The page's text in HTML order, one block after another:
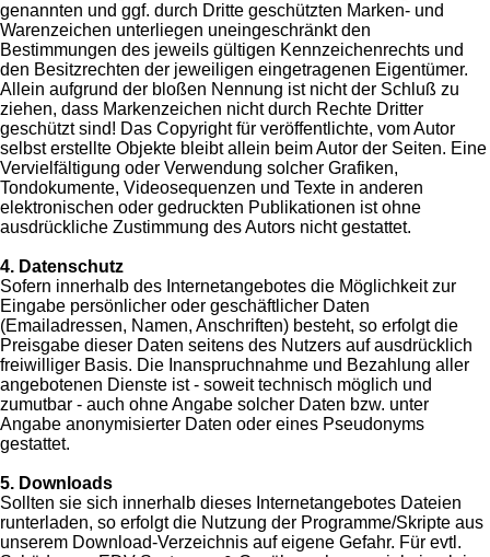
genannten und ggf. durch Dritte geschützten Marken- und
Warenzeichen unterliegen uneingeschränkt den
Bestimmungen des jeweils gültigen Kennzeichenrechts und
den Besitzrechten der jeweiligen eingetragenen Eigentümer.
Allein aufgrund der bloßen Nennung ist nicht der Schluß zu
ziehen, dass Markenzeichen nicht durch Rechte Dritter
geschützt sind! Das Copyright für veröffentlichte, vom Autor
selbst erstellte Objekte bleibt allein beim Autor der Seiten. Eine
Vervielfältigung oder Verwendung solcher Grafiken,
Tondokumente, Videosequenzen und Texte in anderen
elektronischen oder gedruckten Publikationen ist ohne
ausdrückliche Zustimmung des Autors nicht gestattet.
4. Datenschutz
Sofern innerhalb des Internetangebotes die Möglichkeit zur
Eingabe persönlicher oder geschäftlicher Daten
(Emailadressen, Namen, Anschriften) besteht, so erfolgt die
Preisgabe dieser Daten seitens des Nutzers auf ausdrücklich
freiwilliger Basis. Die Inanspruchnahme und Bezahlung aller
angebotenen Dienste ist - soweit technisch möglich und
zumutbar - auch ohne Angabe solcher Daten bzw. unter
Angabe anonymisierter Daten oder eines Pseudonyms
gestattet.
5. Downloads
Sollten sie sich innerhalb dieses Internetangebotes Dateien
runterladen, so erfolgt die Nutzung der Programme/Skripte aus
unserem Download-Verzeichnis auf eigene Gefahr. Für evtl.